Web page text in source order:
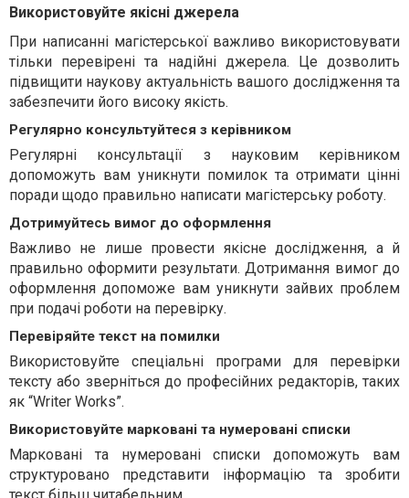
Використовуйте якісні джерела
При написанні магістерської важливо використовувати
тільки перевірені та надійні джерела. Це дозволить
підвищити наукову актуальність вашого дослідження та
забезпечити його високу якість.
Регулярно консультуйтеся з керівником
Регулярні консультації з науковим керівником
допоможуть вам уникнути помилок та отримати цінні
поради щодо правильно написати магістерську роботу.
Дотримуйтесь вимог до оформлення
Важливо не лише провести якісне дослідження, а й
правильно оформити результати. Дотримання вимог до
оформлення допоможе вам уникнути зайвих проблем
при подачі роботи на перевірку.
Перевіряйте текст на помилки
Використовуйте спеціальні програми для перевірки
тексту або зверніться до професійних редакторів, таких
як “Writer Works”.
Використовуйте марковані та нумеровані списки
Марковані та нумеровані списки допоможуть вам
структуровано представити інформацію та зробити
текст більш читабельним.